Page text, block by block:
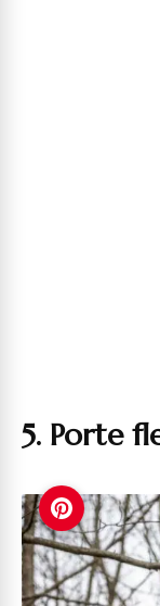
5. Porte